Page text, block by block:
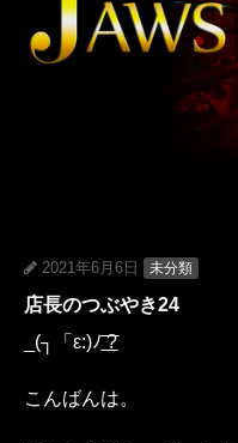
2021年6月6日 未分類
店長のつぶやき24
_(┐「ε:)ﾉ ͟͟͞͞?
こんばんは。